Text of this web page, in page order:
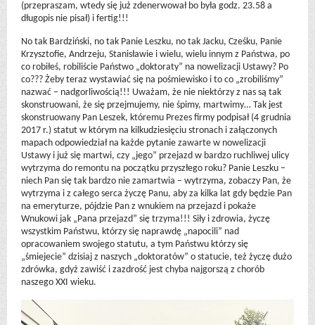
(przepraszam, wtedy się już zdenerwował bo była godz. 23.58 a
długopis nie pisał) i fertig!!!
No tak Bardziński, no tak Panie Leszku, no tak Jacku, Cześku, Panie
Krzysztofie, Andrzeju, Stanisławie i wielu, wielu innym z Państwa, po
co robiłeś, robiliście Państwo „doktoraty” na nowelizacji Ustawy? Po
co??? Żeby teraz wystawiać się na pośmiewisko i to co „zrobiliśmy”
nazwać – nadgorliwością!!! Uważam, że nie niektórzy z nas są tak
skonstruowani, że się przejmujemy, nie śpimy, martwimy… Tak jest
skonstruowany Pan Leszek, któremu Prezes firmy podpisał (4 grudnia
2017 r.) statut w którym na kilkudziesięciu stronach i załączonych
mapach odpowiedział na każde pytanie zawarte w nowelizacji
Ustawy i już się martwi, czy „jego” przejazd w bardzo ruchliwej ulicy
wytrzyma do remontu na początku przyszłego roku? Panie Leszku –
niech Pan się tak bardzo nie zamartwia – wytrzyma, zobaczy Pan, że
wytrzyma i z całego serca życzę Panu, aby za kilka lat gdy będzie Pan
na emeryturze, pójdzie Pan z wnukiem na przejazd i pokaże
Wnukowi jak „Pana przejazd” się trzyma!!! Siły i zdrowia, życzę
wszystkim Państwu, którzy się naprawdę „napocili” nad
opracowaniem swojego statutu, a tym Państwu którzy się
„śmiejecie” dzisiaj z naszych „doktoratów” o statucie, też życzę dużo
zdrówka, gdyż zawiść i zazdrość jest chyba najgorszą z chorób
naszego XXI wieku.